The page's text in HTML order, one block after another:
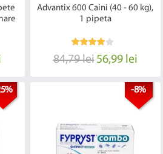
Advantix 600 Caini (40 - 60 kg),
1 pipeta
84,79 lei 56,99 lei
-8%